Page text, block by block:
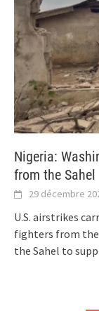
Nigeria:
from the Sahel
29 décembre
U.S. airstrikes
fighters from the
the Sahel to